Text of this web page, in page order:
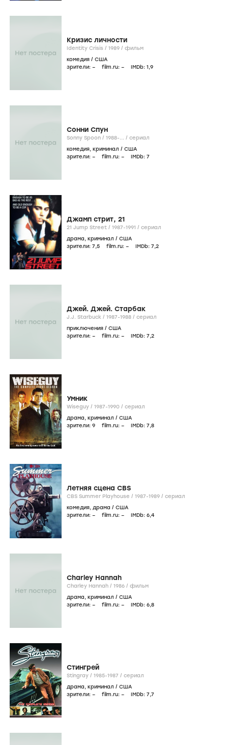
Кризис личности
Identity Crisis / 1989 / фильм
комедия / США
зрители: – film.ru: – IMDb: 1,9
Сонни Спун
Sonny Spoon / 1988-... / сериал
комедия, криминал / США
зрители: – film.ru: – IMDb: 7
Джамп стрит, 21
21 Jump Street / 1987-1991 / сериал
драма, криминал / США
зрители: 7,5 film.ru: – IMDb: 7,2
Джей. Джей. Старбак
J.J. Starbuck / 1987-1988 / сериал
приключения / США
зрители: – film.ru: – IMDb: 7,2
Умник
Wiseguy / 1987-1990 / сериал
драма, криминал / США
зрители: 9 film.ru: – IMDb: 7,8
Летняя сцена CBS
CBS Summer Playhouse / 1987-1989 / сериал
комедия, драма / США
зрители: – film.ru: – IMDb: 6,4
Charley Hannah
Charley Hannah / 1986 / фильм
драма, криминал / США
зрители: – film.ru: – IMDb: 6,8
Стингрей
Stingray / 1985-1987 / сериал
драма, криминал / США
зрители: – film.ru: – IMDb: 7,7